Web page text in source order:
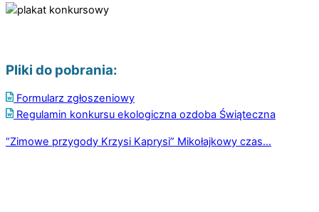
Pliki do pobrania:
Formularz zgłoszeniowy
Regulamin konkursu ekologiczna ozdoba Świąteczna
“Zimowe przygody Krzysi Kaprysi” Mikołajkowy czas…